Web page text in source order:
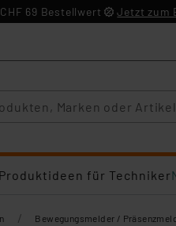
69 Bestellwert Jetzt zum
Produktideen für Techniker
/ Bewegungsmelder /